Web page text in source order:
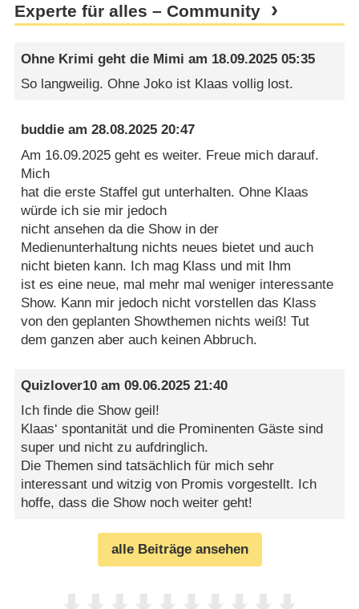
Experte für alles – Community
Ohne Krimi geht die Mimi am 18.09.2025 05:35
So langweilig. Ohne Joko ist Klaas vollig lost.
buddie am28.08.2025 20:47
Am 16.09.2025 geht es weiter. Freue mich darauf.
Mich
hat die erste Staffel gut unterhalten. Ohne Klaas
würde ich sie mir jedoch
nicht ansehen da die Show in der
Medienunterhaltung nichts neues bietet und auch
nicht bieten kann. Ich mag Klass und mit Ihm
ist es eine neue, mal mehr mal weniger interessante
Show. Kann mir jedoch nicht vorstellen das Klass
von den geplanten Showthemen nichts weiß! Tut
dem ganzen aber auch keinen Abbruch.
Quizlover10 am09.06.2025 21:40
Ich finde die Show geil!
Klaas‘ spontanität und die Prominenten Gäste sind
super und nicht zu aufdringlich.
Die Themen sind tatsächlich für mich sehr
interessant und witzig von Promis vorgestellt. Ich
hoffe, dass die Show noch weiter geht!
alle Beiträge ansehen